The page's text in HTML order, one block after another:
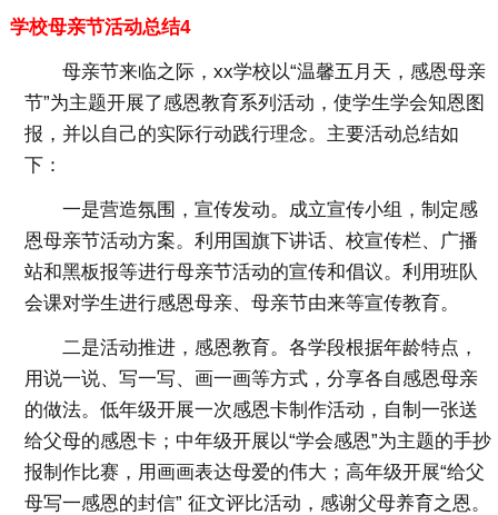
学校母亲节活动总结4
母亲节来临之际，xx学校以“温馨五月天，感恩母亲
节”为主题开展了感恩教育系列活动，使学生学会知恩图
报，并以自己的实际行动践行理念。主要活动总结如
下：
一是营造氛围，宣传发动。成立宣传小组，制定感
恩母亲节活动方案。利用国旗下讲话、校宣传栏、广播
站和黑板报等进行母亲节活动的宣传和倡议。利用班队
会课对学生进行感恩母亲、母亲节由来等宣传教育。
二是活动推进，感恩教育。各学段根据年龄特点，
用说一说、写一写、画一画等方式，分享各自感恩母亲
的做法。低年级开展一次感恩卡制作活动，自制一张送
给父母的感恩卡；中年级开展以“学会感恩”为主题的手抄
报制作比赛，用画画表达母爱的伟大；高年级开展“给父
母写一感恩的封信” 征文评比活动，感谢父母养育之恩。